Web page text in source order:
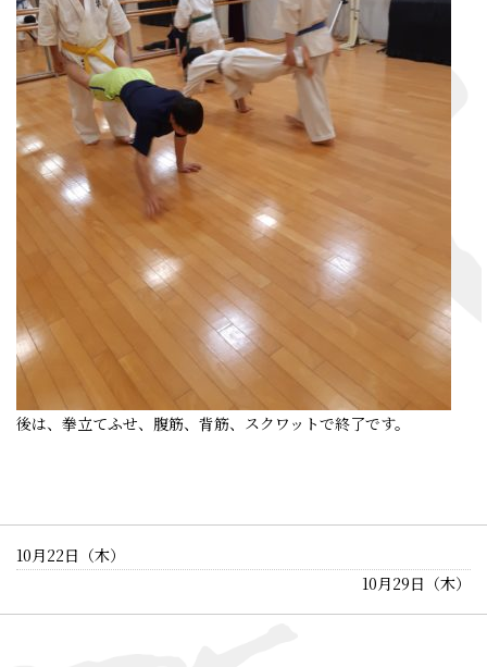
後は、拳立てふせ、腹筋、背筋、スクワットで終了です。
10月22日（木）
10月29日（木）